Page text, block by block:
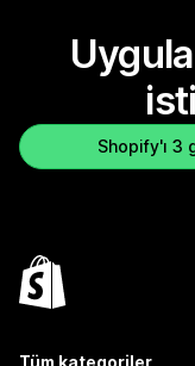
Shopify'ı 3